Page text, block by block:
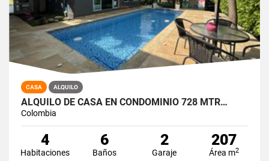
CASA ALQUILO
ALQUILO DE CASA EN CONDOMINIO 728 MTR…
Colombia
4
Habitaciones
6
Baños
2
Garaje
207
Área m2